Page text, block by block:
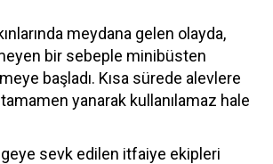
meydana gelen olayda,
bir sebeple minibüsten
başladı. Kısa sürede alevlere
yanarak kullanılamaz hale
sevk edilen itfaiye ekipleri